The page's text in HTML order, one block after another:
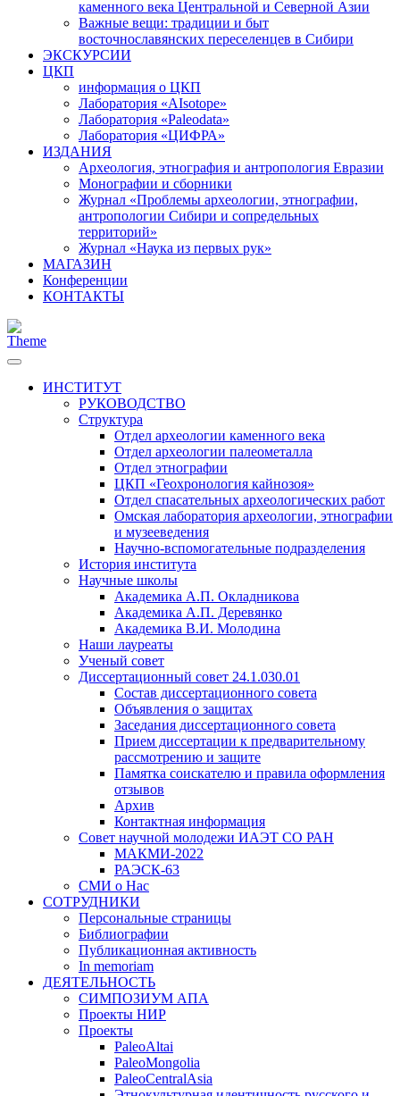
каменного века Центральной и Северной Азии
Важные вещи: традиции и быт
восточнославянских переселенцев в Сибири
ЭКСКУРСИИ
ЦКП
информация о ЦКП
Лаборатория «AIsotope»
Лаборатория «Paleodata»
Лаборатория «ЦИФРА»
ИЗДАНИЯ
Археология, этнография и антропология Евразии
Монографии и сборники
Журнал «Проблемы археологии, этнографии,
антропологии Сибири и сопредельных
территорий»
Журнал «Наука из первых рук»
МАГАЗИН
Конференции
КОНТАКТЫ
ИНСТИТУТ
РУКОВОДСТВО
Структура
Отдел археологии каменного века
Отдел археологии палеометалла
Отдел этнографии
ЦКП «Геохронология кайнозоя»
Отдел спасательных археологических работ
Омская лаборатория археологии, этнографии
и музееведения
Научно-вспомогательные подразделения
История института
Научные школы
Академика А.П. Окладникова
Академика А.П. Деревянко
Академика В.И. Молодина
Наши лауреаты
Ученый совет
Диссертационный совет 24.1.030.01
Состав диссертационного совета
Объявления о защитах
Заседания диссертационного совета
Прием диссертации к предварительному
рассмотрению и защите
Памятка соискателю и правила оформления
отзывов
Архив
Контактная информация
Совет научной молодежи ИАЭТ СО РАН
МАКМИ-2022
РАЭСК-63
СМИ о Нас
СОТРУДНИКИ
Персональные страницы
Библиографии
Публикационная активность
In memoriam
ДЕЯТЕЛЬНОСТЬ
СИМПОЗИУМ АПА
Проекты НИР
Проекты
PaleoAltai
PaleoMongolia
PaleoCentralAsia